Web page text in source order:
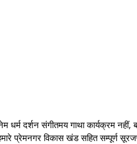
धर्म दर्शन संगीतमय गाथा कार्यक्रम नहीं,
प्रेमनगर विकास खंड सहित सम्पूर्ण